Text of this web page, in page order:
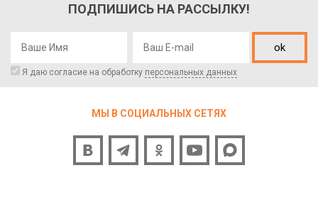
ПОДПИШИСЬ НА РАССЫЛКУ!
ok
Я даю согласие на обработку персональных данных
МЫ В СОЦИАЛЬНЫХ СЕТЯХ